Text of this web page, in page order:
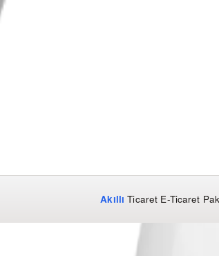
Akıllı Ticaret E-Ticaret